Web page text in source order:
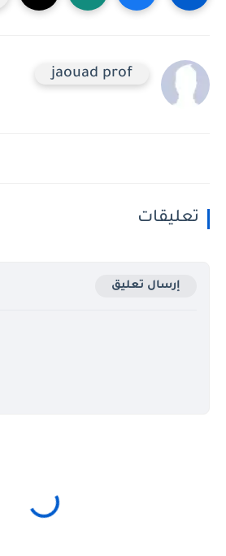
jaouad prof
تعليقات
إرسال تعليق